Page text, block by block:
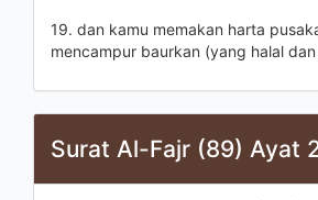
19. dan kamu memakan harta
mencampur baurkan (yang halal
Surat Al-Fajr (89) Ayat